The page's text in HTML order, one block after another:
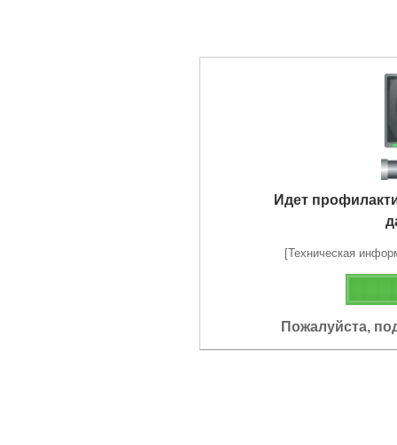
Идет
[Техническая
Пожалуйста,